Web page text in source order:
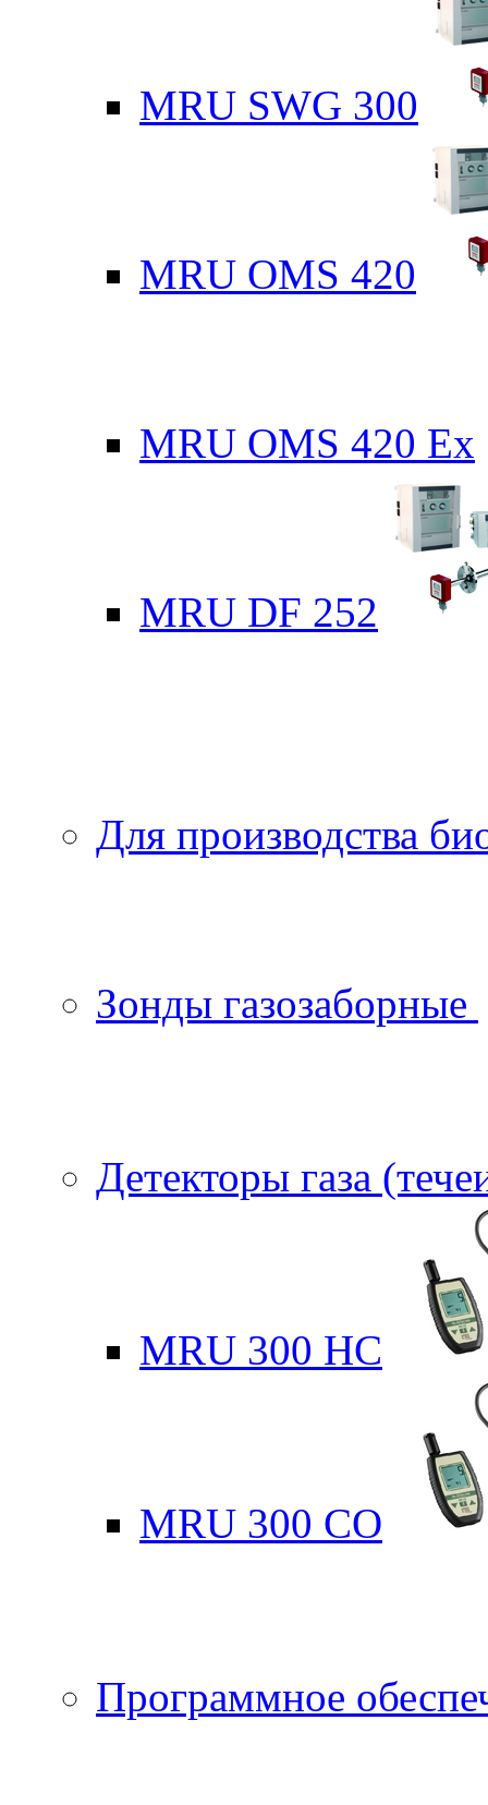
MRU SWG 300
MRU OMS 420
MRU OMS 420 Ex
MRU DF 252
Для производства
Зонды газозаборные
Детекторы газа
MRU 300 HC
MRU 300 CO
Программное